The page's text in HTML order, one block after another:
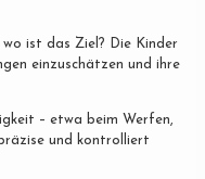
wo ist das Ziel? Die Kinder
einzuschätzen und ihre
– etwa beim Werfen,
und kontrolliert